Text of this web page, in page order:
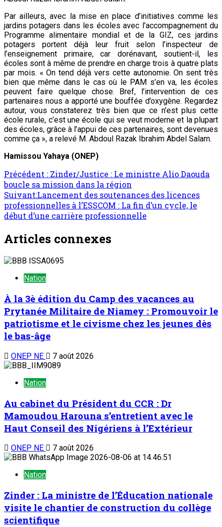
Par ailleurs, avec la mise en place d’initiatives comme les
jardins potagers dans les écoles avec l’accompagnement du
Programme alimentaire mondial et de la GIZ, ces jardins
potagers portent déjà leur fruit selon l’inspecteur de
l’enseignement primaire, car dorénavant, soutient-il, les
écoles sont à même de prendre en charge trois à quatre plats
par mois. « On tend déjà vers cette autonomie. On sent très
bien que même dans le cas où le PAM s’en va, les écoles
peuvent faire quelque chose. Bref, l’intervention de ces
partenaires nous a apporté une bouffée d’oxygène. Regardez
autour, vous constaterez très bien que ce n’est plus cette
école rurale, c’est une école qui se veut moderne et la plupart
des écoles, grâce à l’appui de ces partenaires, sont devenues
comme ça », a relevé M. Abdoul Razak Ibrahim Abdel Salam.
Hamissou Yahaya (ONEP)
Navigation
d’article
Précédent : Zinder/Justice : Le ministre Alio Daouda
boucle sa mission dans la région
Suivant:Lancement des soutenances des licences
professionnelles à l’ESSCOM : La fin d’un cycle, le
début d’une carrière professionnelle
Articles connexes
Nation
À la 3è édition du Camp des vacances au
Prytanée Militaire de Niamey : Promouvoir le
patriotisme et le civisme chez les jeunes dès
le bas-âge
ONEP NE 7 août 2026
Nation
Au cabinet du Président du CCR : Dr
Mamoudou Harouna s’entretient avec le
Haut Conseil des Nigériens à l’Extérieur
ONEP NE 7 août 2026
Nation
Zinder : La ministre de l’Éducation nationale
visite le chantier de construction du collège
scientifique